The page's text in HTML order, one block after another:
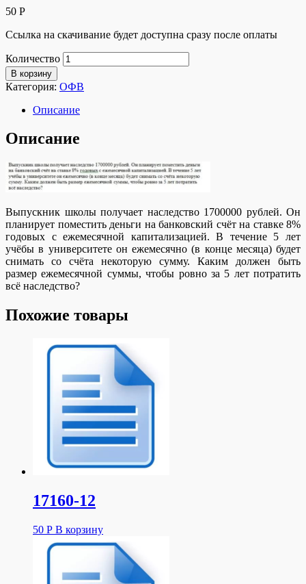
50 Р
Ссылка на скачивание будет доступна сразу после оплаты
Количество
В корзину
Категория: ОФВ
Описание
Описание
Выпускник школы получает наследство 1700000 рублей. Он
планирует поместить деньги на банковский счёт на ставке 8%
годовых с ежемесячной капитализацией. В течение 5 лет
учёбы в университете он ежемесячно (в конце месяца) будет
снимать со счёта некоторую сумму. Каким должен быть
размер ежемесячной суммы, чтобы ровно за 5 лет потратить
всё наследство?
Похожие товары
17160-12
50 Р В корзину